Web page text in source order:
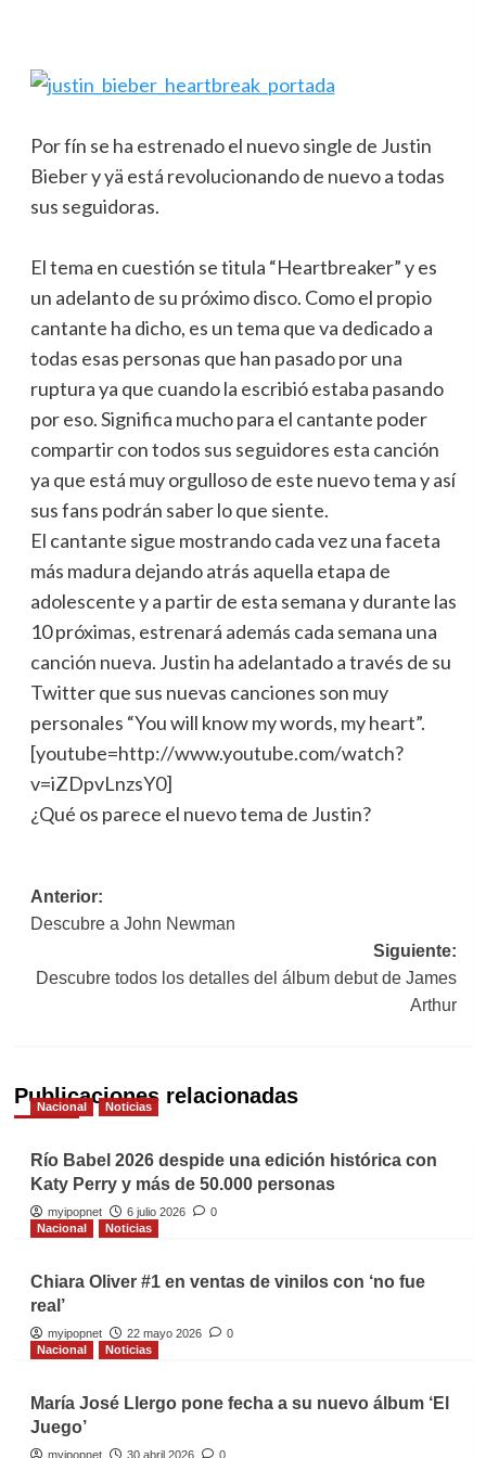
Por fín se ha estrenado el nuevo single de Justin
Bieber y yä está revolucionando de nuevo a todas
sus seguidoras.
El tema en cuestión se titula “Heartbreaker” y es
un adelanto de su próximo disco. Como el propio
cantante ha dicho, es un tema que va dedicado a
todas esas personas que han pasado por una
ruptura ya que cuando la escribió estaba pasando
por eso. Significa mucho para el cantante poder
compartir con todos sus seguidores esta canción
ya que está muy orgulloso de este nuevo tema y así
sus fans podrán saber lo que siente.
El cantante sigue mostrando cada vez una faceta
más madura dejando atrás aquella etapa de
adolescente y a partir de esta semana y durante las
10 próximas, estrenará además cada semana una
canción nueva. Justin ha adelantado a través de su
Twitter que sus nuevas canciones son muy
personales “You will know my words, my heart”.
[youtube=http://www.youtube.com/watch?
v=iZDpvLnzsY0]
¿Qué os parece el nuevo tema de Justin?
Navegación
de
entradas
Anterior:
Descubre a John Newman
Siguiente:
Descubre todos los detalles del álbum debut de James
Arthur
Publicaciones relacionadas
Nacional Noticias
Río Babel 2026 despide una edición histórica con
Katy Perry y más de 50.000 personas
myipopnet 6 julio 2026
0
Nacional
Noticias
Chiara Oliver #1 en ventas de vinilos con ‘no fue
real’
myipopnet 22 mayo 2026
0
Nacional
Noticias
María José Llergo pone fecha a su nuevo álbum ‘El
Juego’
myipopnet 30 abril 2026 0